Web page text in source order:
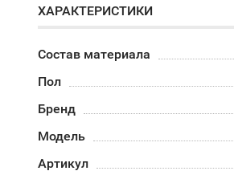
ХАРАКТЕРИСТИКИ
Состав материала
Пол
Бренд
Модель
Артикул